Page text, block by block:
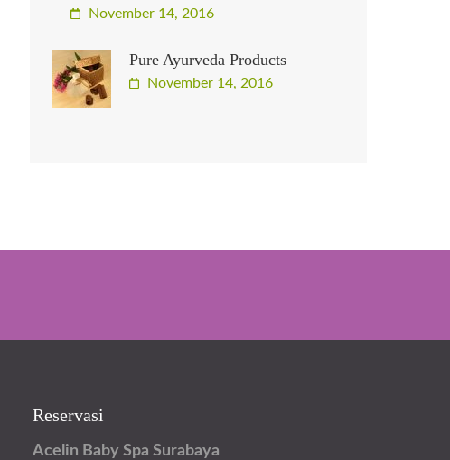
November 14, 2016
Pure Ayurveda Products
November 14, 2016
Reservasi
Acelin Baby Spa Surabaya